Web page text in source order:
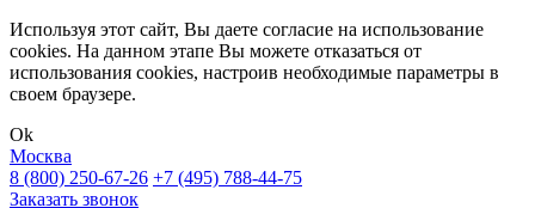
Используя этот сайт, Вы даете согласие на использование
cookies. На данном этапе Вы можете отказаться от
использования cookies, настроив необходимые параметры в
своем браузере.
Ok
Москва
8 (800) 250-67-26 +7 (495) 788-44-75
Заказать звонок